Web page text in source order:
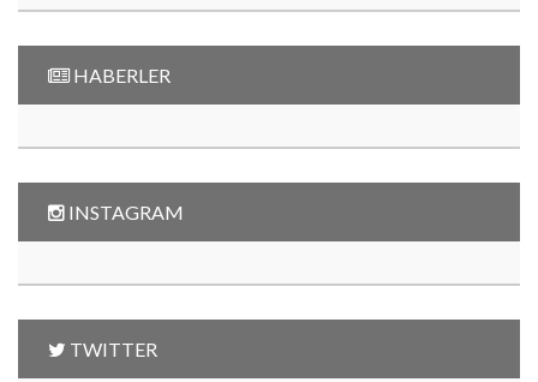
HABERLER
INSTAGRAM
TWITTER